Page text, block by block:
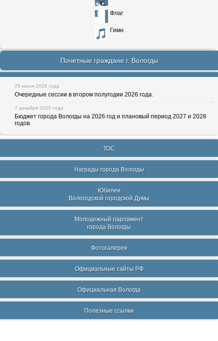
Флаг
Гимн
Почетные граждане г. Вологды
25 июня 2026 года
Очередные сессии в втором полугодии 2026 года.
7 декабря 2025 года
Бюджет города Вологды на 2026 год и плановый период 2027 и 2028
годов.
ТОС
Награды города Вологды
Юбилеи
Вологодской городской Думы
Молодежный парламент
города Вологды
Фотогалерея
Официальные сайты РФ
Официальная Вологда
Полезные ссылки